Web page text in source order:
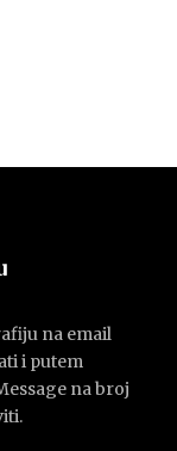
na email
i putem
na broj